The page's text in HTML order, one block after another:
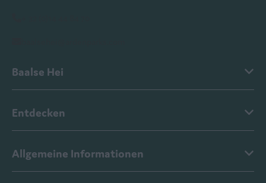
Baalse Hei
Entdecken
Allgemeine Informationen